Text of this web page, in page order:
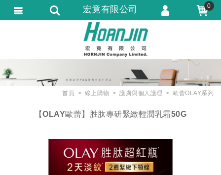
首頁 線上購物 護膚與個人護理 歐蕾OLAY系列
【OLAY歐蕾】胜肽專研緊緻輕潤乳霜50G
宏竟有限公司 0
會員登入
會員註冊
訂單查詢